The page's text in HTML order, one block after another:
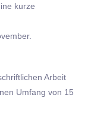
kurze
Arbeit
Umfang von 15